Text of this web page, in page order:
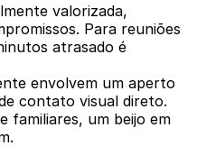
valorizada,
Para reuniões
atrasado é
envolvem um aperto
contato visual direto.
familiares, um beijo em